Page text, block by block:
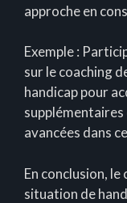
approche en
Exemple :
sur le coaching
handicap pour
avancées dans
En conclusion, le
situation de